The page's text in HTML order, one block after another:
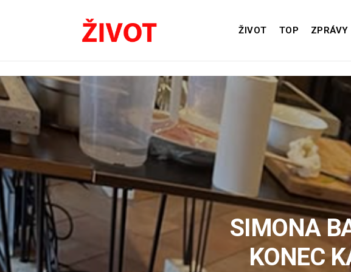
ŽIVOT TOP ZPRÁVY
SIMONA
KONEC